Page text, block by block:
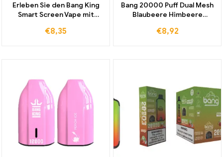
Erleben Sie den Bang King
Smart Screen Vape mit
Cherry Lemon und
€8,35
Bang 20000 Puff Dual Mesh
Blaubeere Himbeere
mit bis zu 20000 Zügen für
€8,92